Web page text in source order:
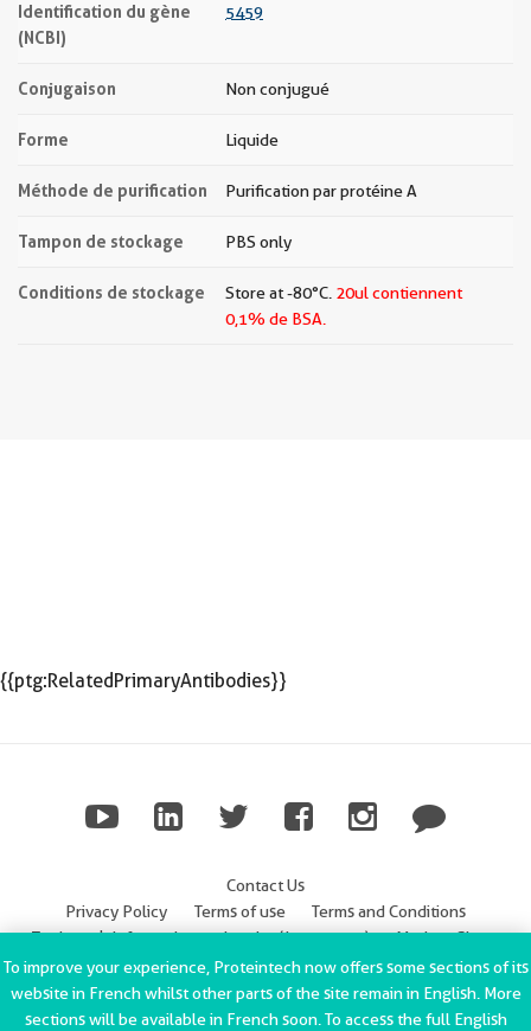
Identification du gène
(NCBI)
5459
Conjugaison Non conjugué
Forme Liquide
Méthode de purification Purification par protéine A
Tampon de stockage PBS only
Conditions de stockage Store at -80°C. 20ul contiennent
0,1% de BSA.
{{ptg:RelatedPrimaryAntibodies}}
Contact Us
Privacy Policy
Terms of use
Terms and Conditions
Trademark Information
Imprint (Impressum)
Modern Slavery
Statement
ChromoTek GmbH Privacy Policy
Copyright © 2002-2022
To improve your experience, Proteintech now offers some sections of its
website in French whilst other parts of the site remain in English. More
sections will be available in French soon. To access the full English